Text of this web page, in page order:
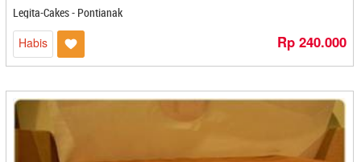
Restoran Semarang - Semarang
Restu Mande - Bandung
Ridocoffee - Bandar Lampung
Riesha Snack - Mojokerto
Riziq - Cilegon
RM. Asia Baru - Padang
RM. Torani - Balikpapan
Legita-Cakes - Pontianak
Habis Rp 240.000